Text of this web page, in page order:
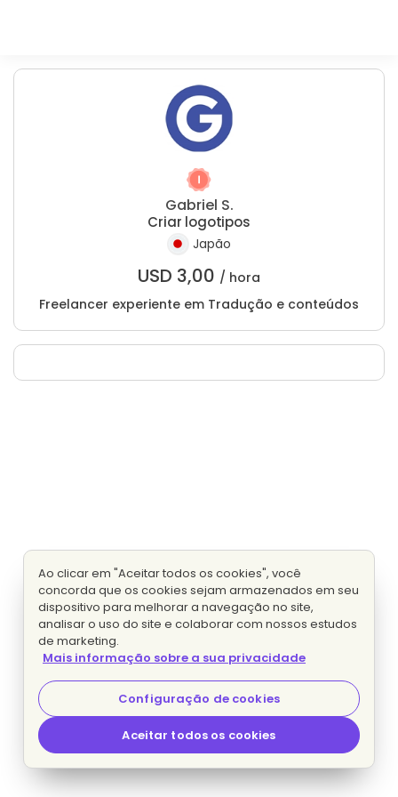
Gabriel S.
Criar logotipos
Japão
USD 3,00 / hora
Freelancer experiente em Tradução e conteúdos
Ao clicar em "Aceitar todos os cookies", você
concorda que os cookies sejam armazenados em seu
dispositivo para melhorar a navegação no site,
analisar o uso do site e colaborar com nossos estudos
de marketing.
Mais informação sobre a sua privacidade
Configuração de cookies
Aceitar todos os cookies